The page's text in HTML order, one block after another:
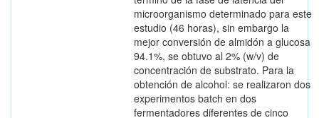
microorganismo determinado para este
estudio (46 horas), sin embargo la
mejor conversión de almidón a glucosa
94.1%, se obtuvo al 2% (w/v) de
concentración de substrato. Para la
obtención de alcohol: se realizaron dos
experimentos batch en dos
fermentadores diferentes de cinco